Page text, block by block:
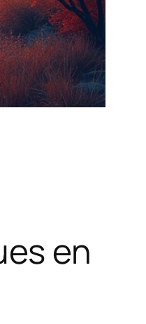
en